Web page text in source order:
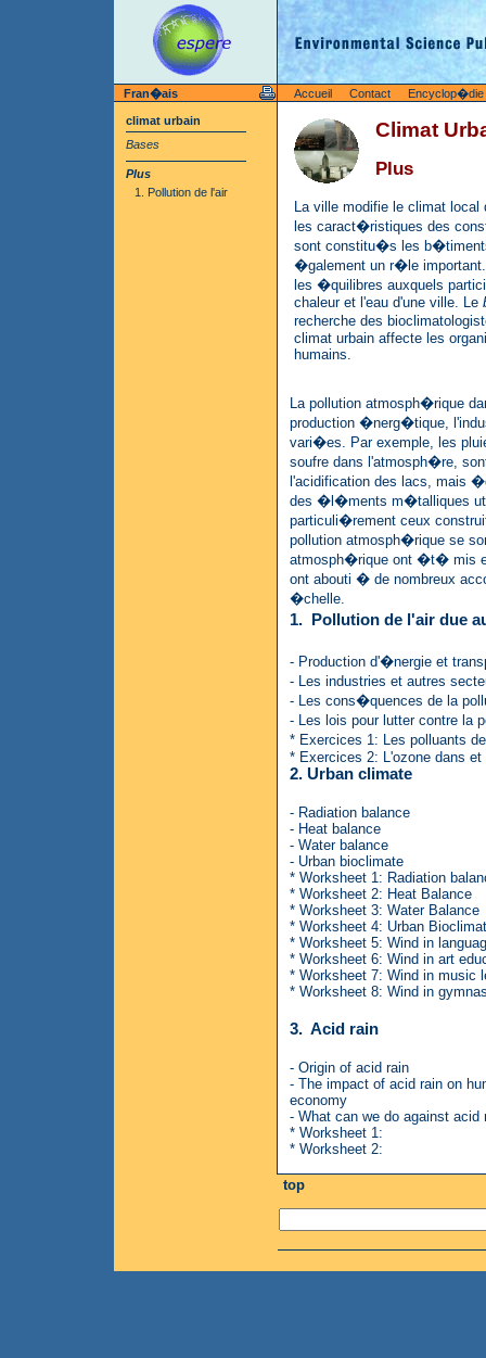
Fran�ais Accueil Contact Encyclop�die
climat urbain
Bases
Plus
1. Pollution de l'air
Climat
Plus
La ville modifie le climat
les caract�ristiques des
sont constitu�s les
�galement un r�le
les �quilibres auxquels
chaleur et l'eau d'une ville. Le
recherche des
climat urbain affecte les
humains.
La pollution atmosph�rique
production �nerg�tique,
vari�es. Par exemple, les
soufre dans l'atmosph�re,
l'acidification des lacs, mais
des �l�ments m�talliques
particuli�rement ceux
pollution atmosph�rique se
atmosph�rique ont �t� mis
ont abouti � de nombreux
�chelle.
1. Pollution de l'air due
- Production d'�nergie et
- Les industries et autres
- Les cons�quences de la
- Les lois pour lutter contre la
* Exercices 1: Les polluants
* Exercices 2: L'ozone dans
2. Urban climate
- Radiation balance
- Heat balance
- Water balance
- Urban bioclimate
* Worksheet 1: Radiation
* Worksheet 2: Heat Balance
* Worksheet 3: Water Balance
* Worksheet 4: Urban
* Worksheet 5: Wind in
* Worksheet 6: Wind in art
* Worksheet 7: Wind in music
* Worksheet 8: Wind in
3. Acid rain
- Origin of acid rain
- The impact of acid rain on
economy
- What can we do against acid
* Worksheet 1:
* Worksheet 2:
top